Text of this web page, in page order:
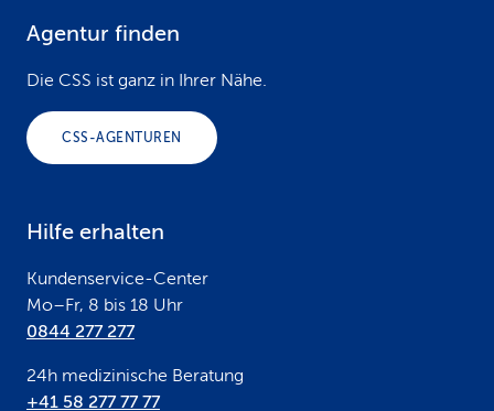
Agentur finden
Die CSS ist ganz in Ihrer Nähe.
CSS-AGENTUREN
Hilfe erhalten
Kundenservice-Center
Mo–Fr, 8 bis 18 Uhr
0844 277 277
24h medizinische Beratung
+41 58 277 77 77